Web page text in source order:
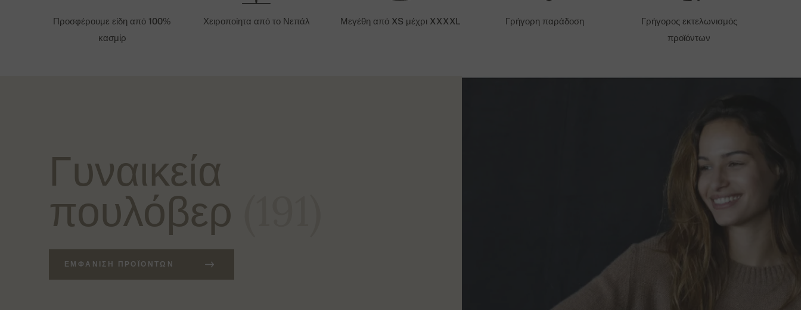
Προσφέρουμε είδη από 100%
κασμίρ
Χειροποίητα από το Νεπάλ Μεγέθη από XS μέχρι XXXXL Γρήγορη παράδοση
Γρήγορος εκτελωνισμός
προϊόντων
Γυναικεία
πουλόβερ
ΕΜΦΆΝΙΣΗ ΠΡΟΪΌΝΤΩΝ